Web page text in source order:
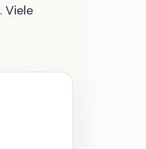
Viele